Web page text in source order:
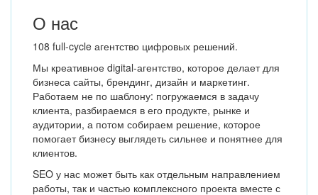
О нас
108 full-cycle агентство цифровых решений.
Мы креативное digital-агентство, которое делает для
бизнеса сайты, брендинг, дизайн и маркетинг.
Работаем не по шаблону: погружаемся в задачу
клиента, разбираемся в его продукте, рынке и
аудитории, а потом собираем решение, которое
помогает бизнесу выглядеть сильнее и понятнее для
клиентов.
SEO у нас может быть как отдельным направлением
работы, так и частью комплексного проекта вместе с